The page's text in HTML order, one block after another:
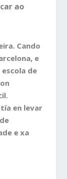
ao
Cando
e
de
en levar
e xa